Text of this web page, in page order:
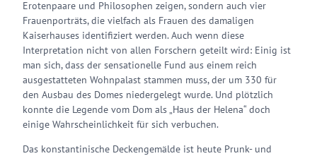
Erotenpaare und Philosophen zeigen, sondern auch vier
Frauenporträts, die vielfach als Frauen des damaligen
Kaiserhauses identifiziert werden. Auch wenn diese
Interpretation nicht von allen Forschern geteilt wird: Einig ist
man sich, dass der sensationelle Fund aus einem reich
ausgestatteten Wohnpalast stammen muss, der um 330 für
den Ausbau des Domes niedergelegt wurde. Und plötzlich
konnte die Legende vom Dom als „Haus der Helena“ doch
einige Wahrscheinlichkeit für sich verbuchen.
Das konstantinische Deckengemälde ist heute Prunk- und